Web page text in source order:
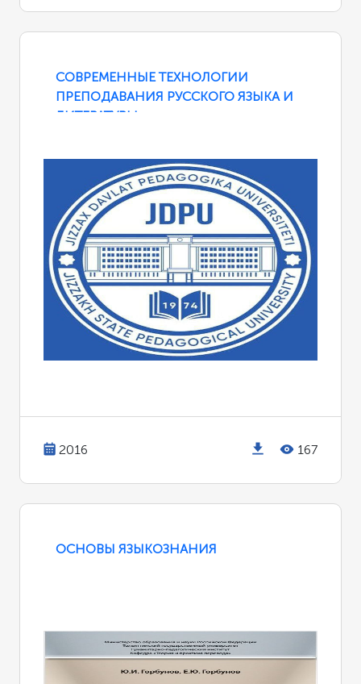
СОВРЕМЕННЫЕ ТЕХНОЛОГИИ
ПРЕПОДАВАНИЯ РУССКОГО ЯЗЫКА И
ЛИТЕРАТУРЫ
2016 167
ОСНОВЫ ЯЗЫКОЗНАНИЯ